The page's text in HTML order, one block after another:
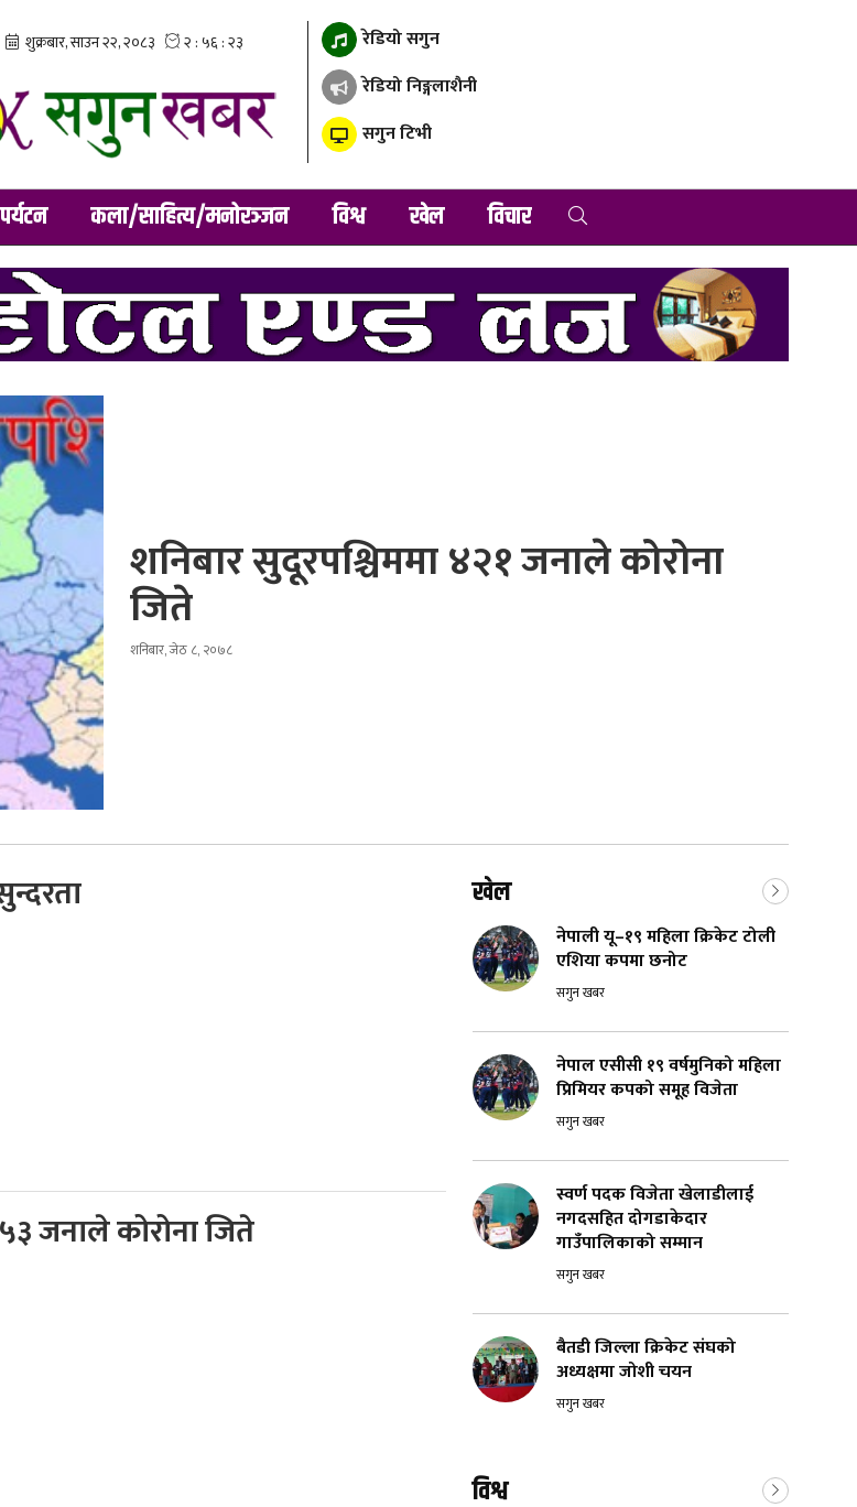
रेडियो सगुन
रेडियो निङ्गलाशैनी
सगुन टिभी
पर्यटन कला/साहित्य/मनोरञ्जन विश्व खेल विचार
शनिबार सुदूरपश्चिममा ४२१ जनाले कोरोना
जिते
शनिबार, जेठ ८, २०७८
जनाले कोरोना जिते
खेल
नेपाली यू–१९ महिला क्रिकेट टोली
एशिया कपमा छनोट
सगुन खबर
नेपाल एसीसी १९ वर्षमुनिको महिला
प्रिमियर कपको समूह विजेता
सगुन खबर
स्वर्ण पदक विजेता खेलाडीलाई
नगदसहित दोगडाकेदार
गाउँपालिकाको सम्मान
सगुन खबर
बैतडी जिल्ला क्रिकेट संघको
अध्यक्षमा जोशी चयन
सगुन खबर
विश्व